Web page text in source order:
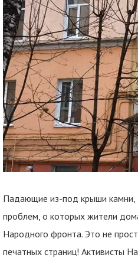
Падающие из-под крыши камни,
проблем, о которых жители
Народного фронта. Это не
печатных страниц! Активисты